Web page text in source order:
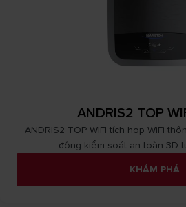
ANDRIS2 TOP
ANDRIS2 TOP WIFI tích hợp WiFi
động kiểm soát an toàn 3D
KHÁM PHÁ